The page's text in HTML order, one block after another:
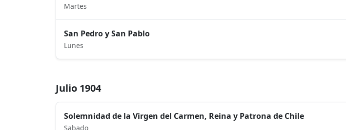
Martes
San Pedro y San Pablo
Lunes
Julio 1904
Solemnidad de la Virgen del Carmen, Reina y Patrona de Chile
Sabado